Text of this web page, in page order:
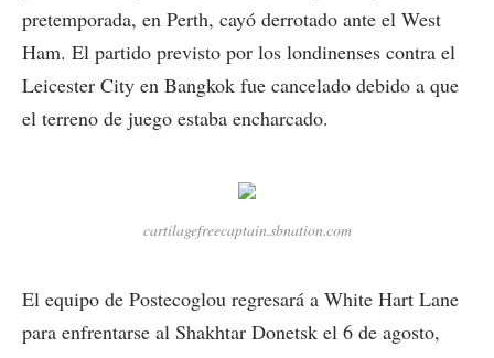
pretemporada, en Perth, cayó derrotado ante el West
Ham. El partido previsto por los londinenses contra el
Leicester City en Bangkok fue cancelado debido a que
el terreno de juego estaba encharcado.
cartilagefreecaptain.sbnation.com
El equipo de Postecoglou regresará a White Hart Lane
para enfrentarse al Shakhtar Donetsk el 6 de agosto,